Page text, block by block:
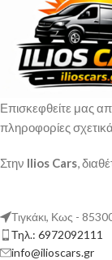
Επισκεφθείτε μας
πληροφορίες
Στην Ilios Cars,
Τιγκάκι, Κως -
Τηλ.: 6972092111
info@ilioscars.gr